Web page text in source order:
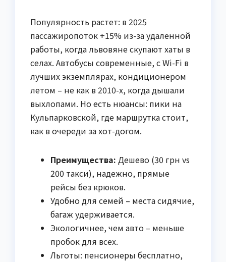
Популярность растет: в 2025
пассажиропоток +15% из-за удаленной
работы, когда львовяне скупают хаты в
селах. Автобусы современные, с Wi-Fi в
лучших экземплярах, кондиционером
летом – не как в 2010-х, когда дышали
выхлопами. Но есть нюансы: пики на
Кульпарковской, где маршрутка стоит,
как в очереди за хот-догом.
Преимущества: Дешево (30 грн vs
200 такси), надежно, прямые
рейсы без крюков.
Удобно для семей – места сидячие,
багаж удерживается.
Экологичнее, чем авто – меньше
пробок для всех.
Льготы: пенсионеры бесплатно,